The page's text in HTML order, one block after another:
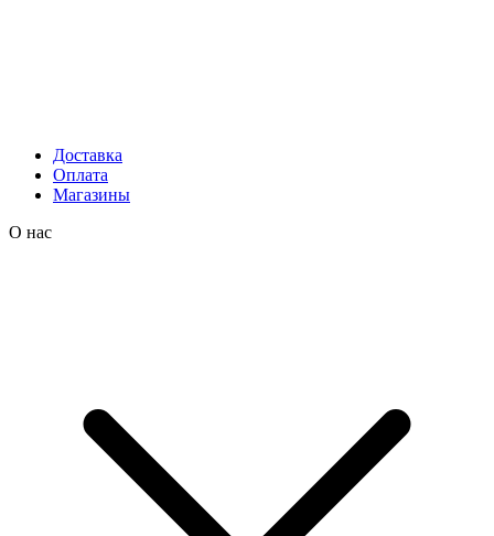
Доставка
Оплата
Магазины
О нас